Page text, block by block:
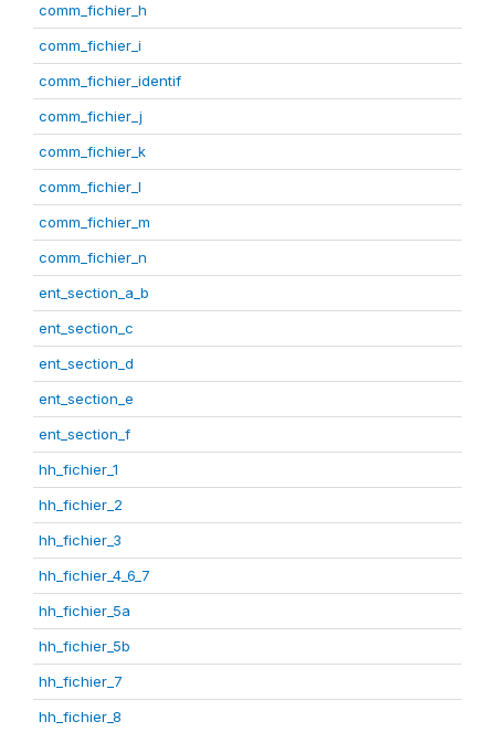
comm_fichier_h
comm_fichier_i
comm_fichier_identif
comm_fichier_j
comm_fichier_k
comm_fichier_l
comm_fichier_m
comm_fichier_n
ent_section_a_b
ent_section_c
ent_section_d
ent_section_e
ent_section_f
hh_fichier_1
hh_fichier_2
hh_fichier_3
hh_fichier_4_6_7
hh_fichier_5a
hh_fichier_5b
hh_fichier_7
hh_fichier_8